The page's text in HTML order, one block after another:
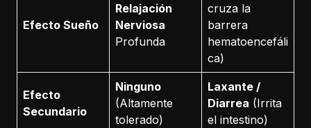
Efecto Sueño
Relajación
Nerviosa
Profunda
cruza la
barrera
hematoencefáli
ca)
Efecto
Secundario
Ninguno
(Altamente
tolerado)
Laxante /
Diarrea (Irrita
el intestino)